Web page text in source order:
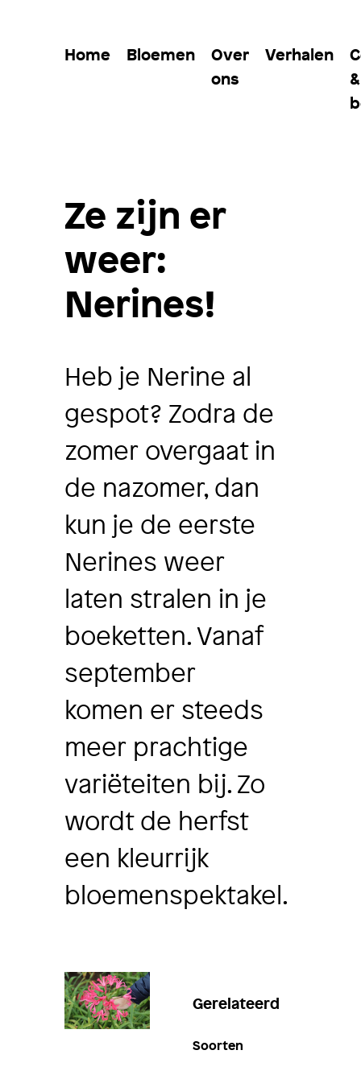
Home Bloemen
Over
ons
Verhalen
&
Ze zijn er
weer:
Nerines!
Heb je Nerine al
gespot? Zodra de
zomer overgaat in
de nazomer, dan
kun je de eerste
Nerines weer
laten stralen in je
boeketten. Vanaf
september
komen er steeds
meer prachtige
variëteiten bij. Zo
wordt de herfst
een kleurrijk
bloemenspektakel.
Gerelateerd
Soorten